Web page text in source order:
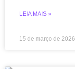
LEIA MAIS »
15 de março de 2026